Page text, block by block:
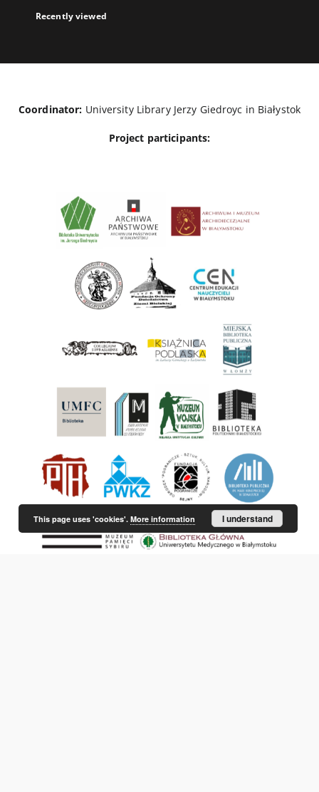
Recently viewed
Coordinator: University Library Jerzy Giedroyc in Białystok
Project participants:
This page uses 'cookies'. More information I understand